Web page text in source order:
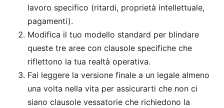
lavoro specifico (ritardi, proprietà intellettuale,
pagamenti).
Modifica il tuo modello standard per blindare
queste tre aree con clausole specifiche che
riflettono la tua realtà operativa.
Fai leggere la versione finale a un legale almeno
una volta nella vita per assicurarti che non ci
siano clausole vessatorie che richiedono la